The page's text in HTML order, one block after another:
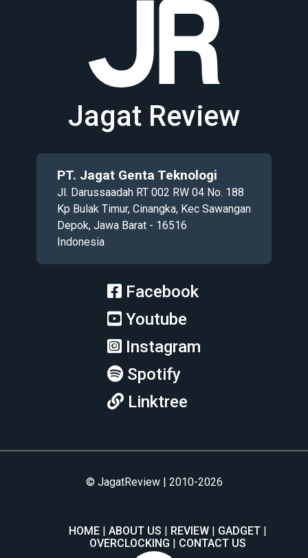
Jagat Review
PT. Jagat Genta Teknologi
Jl. Darussaadah RT 002 RW 04 No. 188
Kp Bulak Timur, Cinangka, Kec Sawangan
Depok, Jawa Barat - 16516
Indonesia
Facebook
Youtube
Instagram
Spotify
Linktree
© JagatReview | 2010-2026
HOME ABOUT US REVIEW
GADGET
OVERCLOCKING
CONTACT US